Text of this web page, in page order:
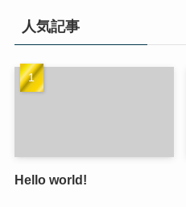
人気記事
Hello world!